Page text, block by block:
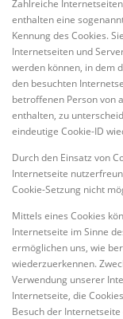
Zahlreiche
enthalten eine
Kennung des Cookies.
Internetseiten und
werden können, in dem
den besuchten
betroffenen Person von
enthalten, zu
eindeutige Cookie-ID
Durch den Einsatz von
Internetseite
Cookie-Setzung nicht
Mittels eines Cookies
Internetseite im Sinne
ermöglichen uns, wie
wiederzuerkennen.
Verwendung unserer
Internetseite, die
Besuch der